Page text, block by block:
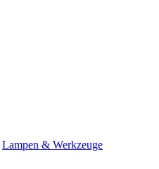
Lampen & Werkzeuge